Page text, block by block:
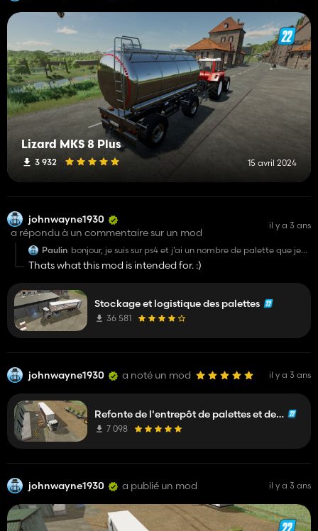
Lizard MKS 8 Plus
3 932 15 avril 2024
johnwayne1930
a répondu à un commentaire sur un mod
il y a 3 ans
Paulin bonjour, je suis sur ps4 et j’ai un nombre de palette que je
ne peux pas dépasser. Est ce que quand les palettes sont
dans l’entrepôt, elles ne comptent plus comme palettes
pour que je puisse produire plus de palettes et les vendre
ensuite l’année d’après au meilleur prix.
En attente de votre réponse :))
Thats what this mod is intended for. :)
Stockage et logistique des palettes
36 581
johnwayne1930 a noté un mod il y a 3 ans
Refonte de l'entrepôt de palettes et de balles
7 098
johnwayne1930 a publié un mod il y a 3 ans